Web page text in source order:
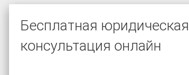
Бесплатная юридическая
консультация онлайн